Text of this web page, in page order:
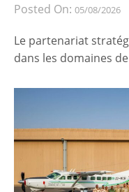
Posted On: 05/08/2026
Le partenariat
dans les domaines